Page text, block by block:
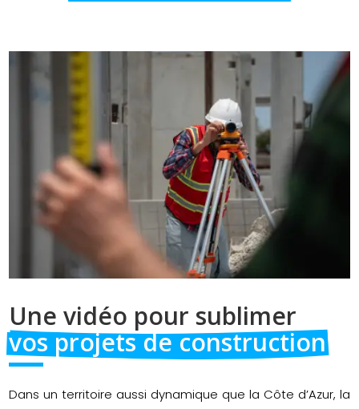
Une vidéo pour sublimer
vos projets de construction
Dans un territoire aussi dynamique que la Côte d’Azur, la